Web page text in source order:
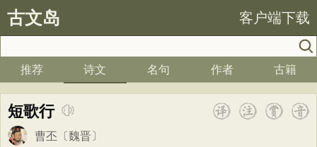
古文岛 客户端下载
推荐 诗文 名句 作者 古籍
短歌行
曹丕 〔魏晋〕